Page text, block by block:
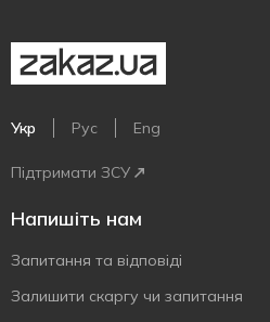
Укр Рус Eng
Підтримати ЗСУ
Напишіть нам
Запитання та відповіді
Залишити скаргу чи запитання